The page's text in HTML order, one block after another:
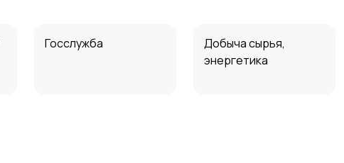
Госслужба
Добыча сырья,
энергетика